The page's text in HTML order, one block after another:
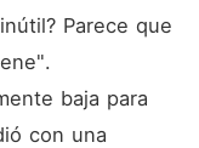
Parece que
baja para
con una